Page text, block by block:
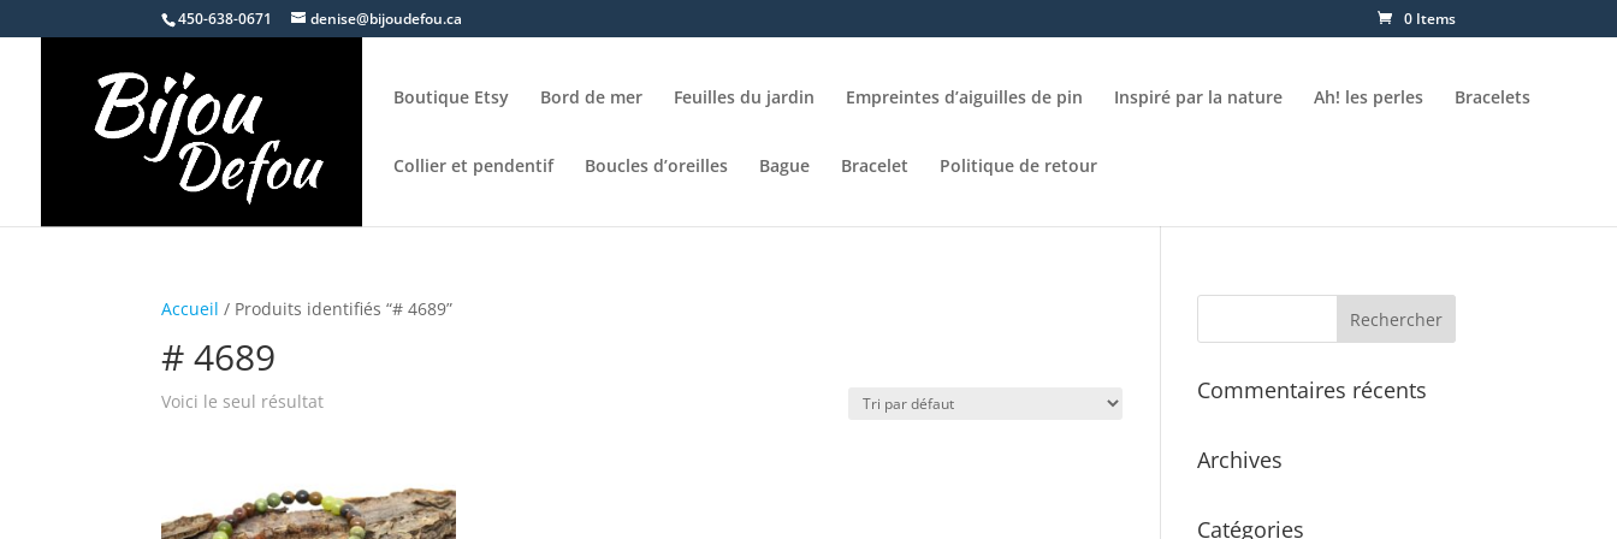
450-638-0671 denise@bijoudefou.ca 0 Items
Boutique Etsy Bord de mer Feuilles du jardin Empreintes d’aiguilles de pin Inspiré par la nature Ah! les perles Bracelets
Collier et pendentif Boucles d’oreilles Bague Bracelet Politique de retour
Accueil / Produits identifiés “# 4689”
# 4689
Voici le seul résultat Commentaires récents
Archives
Catégories